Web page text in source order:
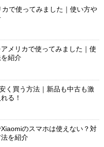
で使ってみました｜使い方や
メリカで使ってみました｜使
紹介
く買う方法｜新品も中古も激
る！
のスマホは使えない？対
を紹介